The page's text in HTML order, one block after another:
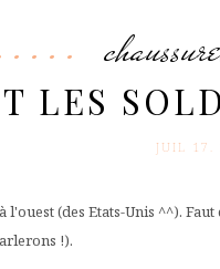
LES
JUIL 17.
l'ouest (des Etats-Unis ^^).
!).